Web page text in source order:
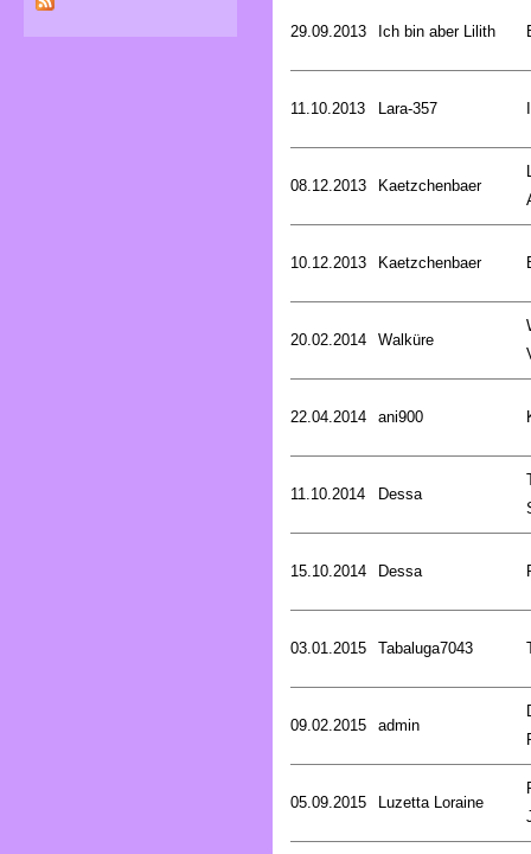
29.09.2013 Ich bin aber Lilith
11.10.2013 Lara-357
08.12.2013 Kaetzchenbaer
10.12.2013 Kaetzchenbaer
20.02.2014 Walküre
22.04.2014 ani900
11.10.2014 Dessa
15.10.2014 Dessa
03.01.2015 Tabaluga7043
09.02.2015 admin
05.09.2015 Luzetta Loraine